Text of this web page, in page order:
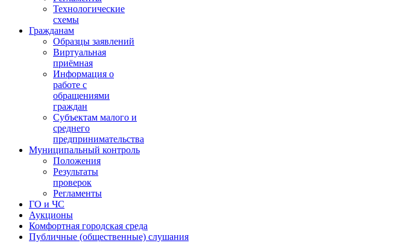
Технологические
схемы
Гражданам
Образцы заявлений
Виртуальная
приёмная
Информация о
работе с
обращениями
граждан
Субъектам малого и
среднего
предпринимательства
Муниципальный контроль
Положения
Результаты
проверок
Регламенты
ГО и ЧС
Аукционы
Комфортная городская среда
Публичные (общественные) слушания